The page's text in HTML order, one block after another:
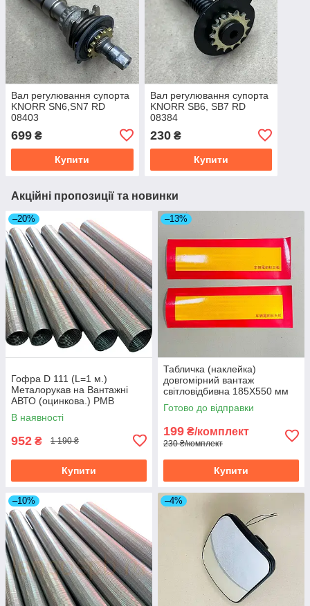
Вал регулювання супорта
KNORR SN6,SN7 RD
08403
699 ₴
Купити
Вал регулювання супорта
KNORR SB6, SB7 RD
08384
230₴
Купити
Акційні пропозиції та новинки
–20%
Гофра D 111 (L=1 м.)
Металорукав на Вантажні
АВТО (оцинкова.) РМВ
110х1000
В наявності
952 ₴ 1 190 ₴
Купити
–13%
Табличка (наклейка)
довгомірний вантаж
світловідбивна 185Х550 мм
(ціна за пару) 8756975
Готово до відправки
199 ₴/комплект
230 ₴/комплект
Купити
–10% –4%